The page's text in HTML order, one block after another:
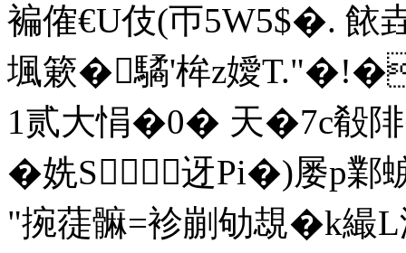
褊傕€U伎(帀5W5$�. 餏
堸簌�驈'桙z嬡
1贰大悁�0� 天�7c殽陫
�姺S 迓Pi�)屡p鄴蜧
"捥蓗髍=袗剻劬覟�k繓L